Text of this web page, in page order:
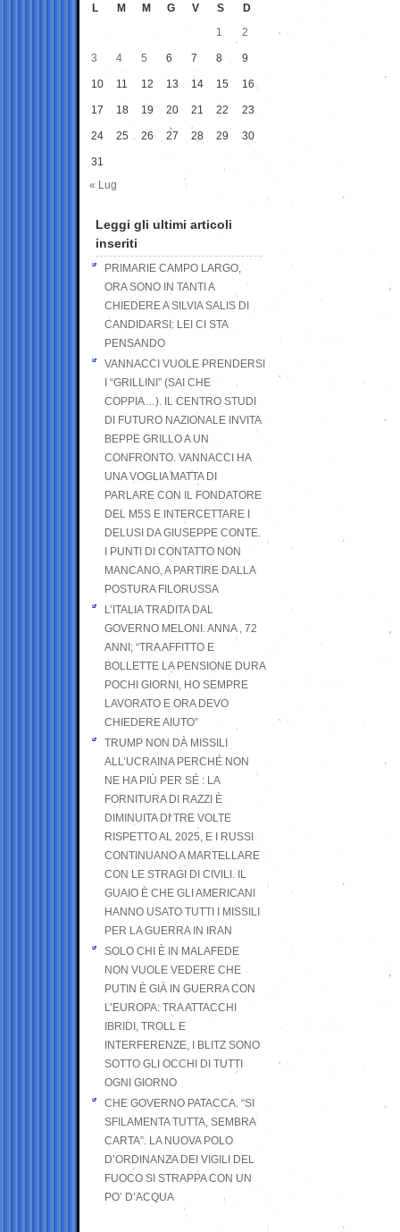
L M M G V S
D
1
2
3 4 5 6 7 8 9
10 11 12 13 14 15 16
17 18 19 20 21 22 23
24 25 26 27 28 29 30
31
« Lug
Leggi gli ultimi articoli
inseriti
PRIMARIE CAMPO LARGO,
ORA SONO IN TANTI A
CHIEDERE A SILVIA SALIS DI
CANDIDARSI: LEI CI STA
PENSANDO
VANNACCI VUOLE PRENDERSI
I “GRILLINI” (SAI CHE
COPPIA…). IL CENTRO STUDI
DI FUTURO NAZIONALE INVITA
BEPPE GRILLO A UN
CONFRONTO. VANNACCI HA
UNA VOGLIA MATTA DI
PARLARE CON IL FONDATORE
DEL M5S E INTERCETTARE I
DELUSI DA GIUSEPPE CONTE.
I PUNTI DI CONTATTO NON
MANCANO, A PARTIRE DALLA
POSTURA FILORUSSA
L’ITALIA TRADITA DAL
GOVERNO MELONI. ANNA , 72
ANNI; “TRA AFFITTO E
BOLLETTE LA PENSIONE DURA
POCHI GIORNI, HO SEMPRE
LAVORATO E ORA DEVO
CHIEDERE AIUTO”
TRUMP NON DÀ MISSILI
ALL’UCRAINA PERCHÉ NON
NE HA PIÙ PER SÉ : LA
FORNITURA DI RAZZI È
DIMINUITA DI TRE VOLTE
RISPETTO AL 2025, E I RUSSI
CONTINUANO A MARTELLARE
CON LE STRAGI DI CIVILI. IL
GUAIO È CHE GLI AMERICANI
HANNO USATO TUTTI I MISSILI
PER LA GUERRA IN IRAN
SOLO CHI È IN MALAFEDE
NON VUOLE VEDERE CHE
PUTIN È GIÀ IN GUERRA CON
L’EUROPA: TRA ATTACCHI
IBRIDI, TROLL E
INTERFERENZE, I BLITZ SONO
SOTTO GLI OCCHI DI TUTTI
OGNI GIORNO
CHE GOVERNO PATACCA. “SI
SFILAMENTA TUTTA, SEMBRA
CARTA”. LA NUOVA POLO
D’ORDINANZA DEI VIGILI DEL
FUOCO SI STRAPPA CON UN
PO’ D’ACQUA